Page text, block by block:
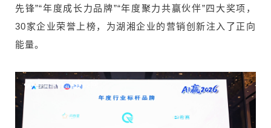
先锋”“年度成长力品牌”“年度聚力共赢伙伴”四大奖项，
30家企业荣誉上榜，为湖湘企业的营销创新注入了正向
能量。